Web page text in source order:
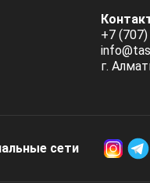
+7
г.
cети